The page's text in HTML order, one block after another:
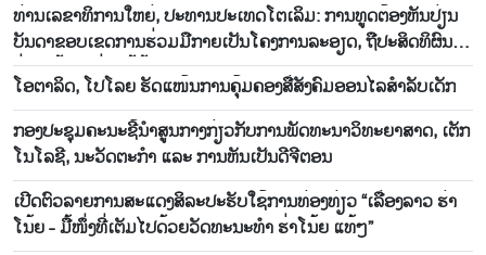
ທ່ານ​ເລ​ຂາ​ທິ​ການ​ໃຫຍ່, ປະ​ທານ​ປະ​ເທດ​ໂຕ​ເລິມ: ການ​ທູດ​ຕ້ອງ​ຫັນ​ປ່ຽນ​
ບັນ​ດາ​ຂອບ​ເຂດ​ການ​ຮ່ວມ​ມື​ກາຍ​ເປັນ​ໂຄງ​ການ​ລະ​ອຽດ​, ຖື​ປະ​ສິດ​ທິ​ຜົນ​
ຢ່າງ​ແທ້​ຈິງ​ແມ່ນ​ໄມ້ຫຼ້າ​ວັດ​ແທກ
ໂອ​ຕາ​ລິດ, ໂປ​ໂລຍ ຮັດ​ແໜ້ນ​ການ​ຄຸ້ມ​ຄອງ​ສື່​ສັງ​ຄົມ​ອອນ​ໄລ​ສຳ​ລັບ​ເດັກ
ກອງປະຊຸມຄະນະຊີ້ນຳສູນກາງກ່ຽວກັບການພັດທະນາວິທະຍາສາດ, ເຕັກ
ໂນໂລຊີ, ນະວັດຕະກຳ ແລະ ການຫັນເປັນດີຈີຕອນ
ເປີດ​ຕົວ​ລາຍ​ການ​ສະ​ແດງ​ສິ​ລະ​ປະ​ຮັບ​ໃຊ້​ການ​ທ່ອງ​ທ່ຽວ “ເລື່ອງ​ລາວ ຮ່າ​
ໂນ້ຍ - ມື້​ໜຶ່ງ​ທີ່​ເຕັມ​ໄປ​ດ້ວຍ​ວັດ​ທະ​ນະ​ທໍ​າ ຮ່າ​ໂນ້ຍ ແທ້ໆ”